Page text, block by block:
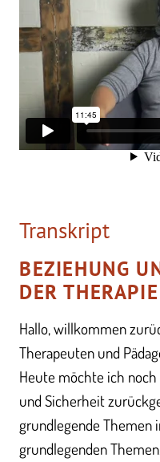
Transkript
BEZIEHUNG
DER THERAPIE
Hallo, willkommen
Therapeuten und
Heute möchte ich
und Sicherheit
grundlegende Themen
grundlegenden